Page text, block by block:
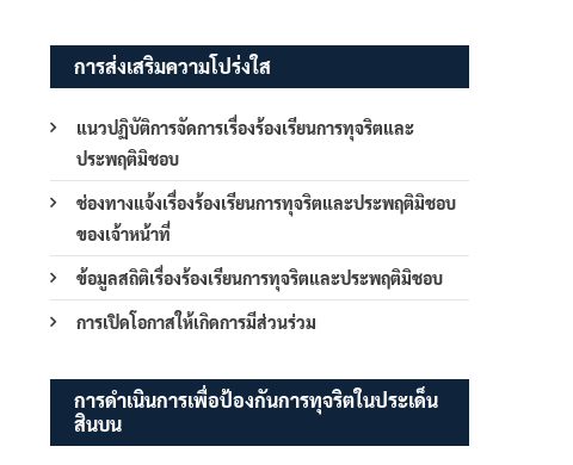
การส่งเสริมความโปร่งใส
แนวปฏิบัติการจัดการเรื่องร้องเรียนการทุจริตและ
ประพฤติมิชอบ
ช่องทางแจ้งเรื่องร้องเรียนการทุจริตและประพฤติมิชอบ
ของเจ้าหน้าที่
ข้อมูลสถิติเรื่องร้องเรียนการทุจริตและประพฤติมิชอบ
การเปิดโอกาสให้เกิดการมีส่วนร่วม
การดำเนินการเพื่อป้องกันการทุจริตในประเด็น
สินบน